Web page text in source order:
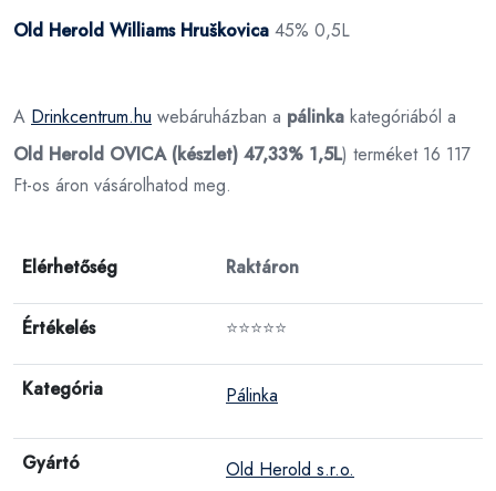
Old Herold Williams Hruškovica 45% 0,5L
A Drinkcentrum.hu webáruházban a pálinka kategóriából a
Old Herold OVICA (készlet) 47,33% 1,5L) terméket 16 117
Ft-os áron vásárolhatod meg.
Elérhetőség Raktáron
Értékelés ⭐⭐⭐⭐⭐
Kategória Pálinka
Gyártó Old Herold s.r.o.